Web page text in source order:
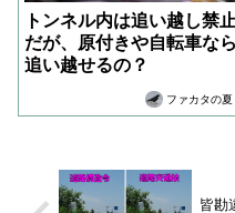
トンネル内は追い越し禁止
だが、原付きや自転車なら
追い越せるの？
ファカタの夏
皆勘